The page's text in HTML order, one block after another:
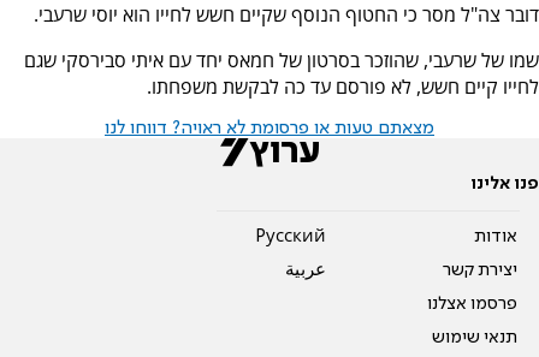
דובר צה"ל מסר כי החטוף הנוסף שקיים חשש לחייו הוא יוסי שרעבי.
שמו של שרעבי, שהוזכר בסרטון של חמאס יחד עם איתי סבירסקי שגם
לחייו קיים חשש, לא פורסם עד כה לבקשת משפחתו.
מצאתם טעות או פרסומת לא ראויה? דווחו לנו
פנו אלינו
אודות
יצירת קשר
פרסמו אצלנו
תנאי שימוש
Pусский
عربية